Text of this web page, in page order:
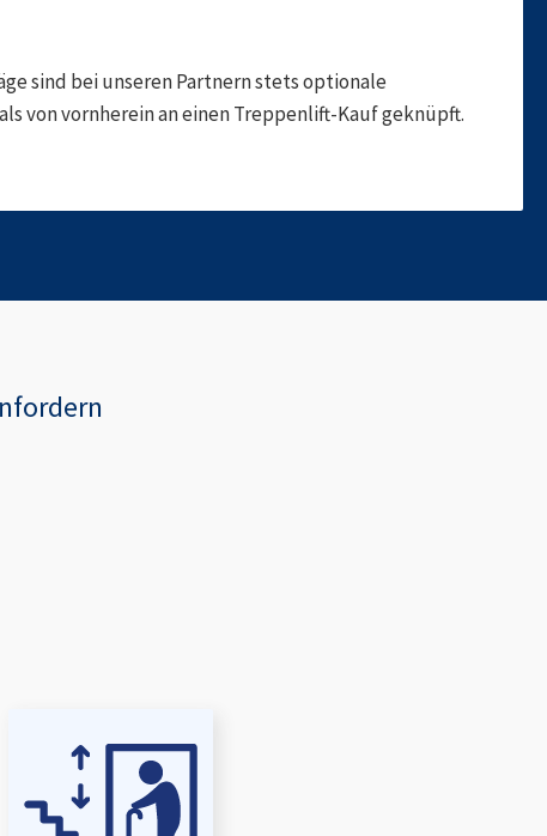
sind bei unseren Partnern stets optionale
von vornherein an einen Treppenlift-Kauf geknüpft.